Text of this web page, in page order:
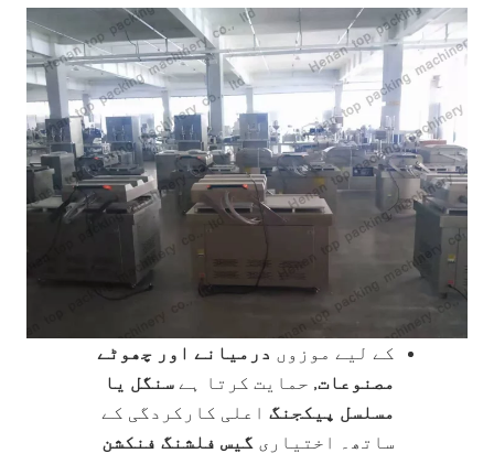
کے لیے موزوں درمیانے اور چھوٹے
مصنوعات, حمایت کرتا ہے سنگل یا
مسلسل پیکجنگ اعلی کارکردگی کے
ساتھ۔ اختیاری گیس فلشنگ فنکشن